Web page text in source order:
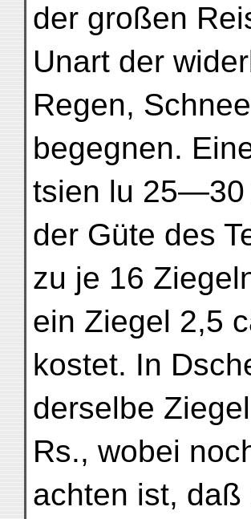
der großen
Unart der
Regen,
begegnen.
tsien lu 25—30
der Güte des
zu je 16
ein Ziegel 2,5
kostet. In
derselbe
Rs., wobei
achten ist, daß